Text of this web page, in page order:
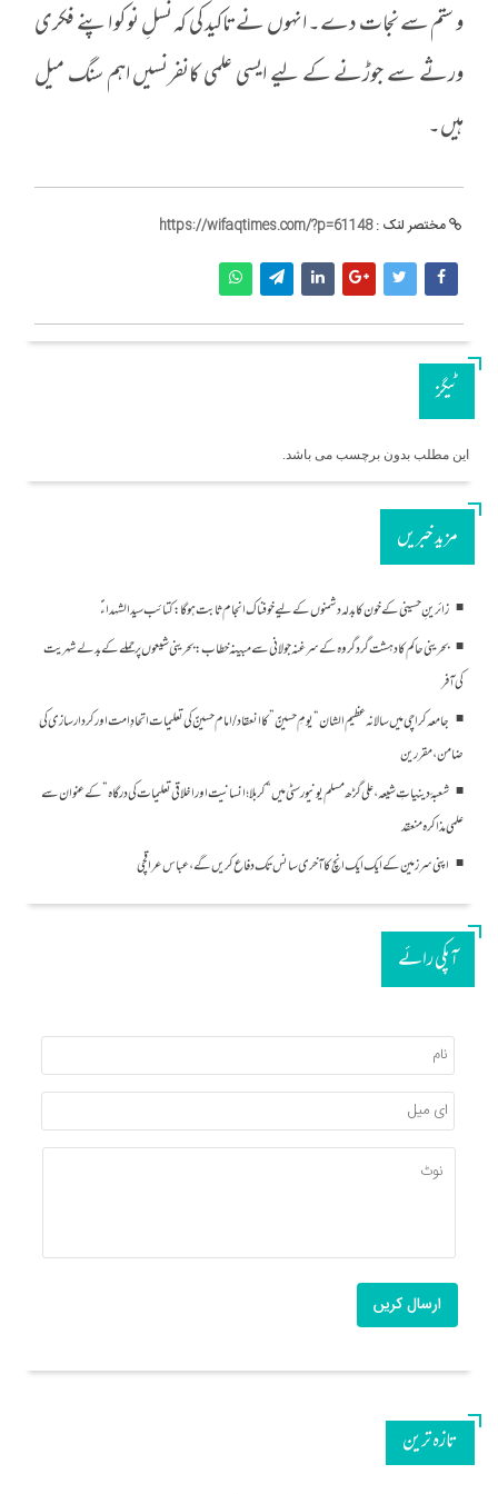
و ستم سے نجات دے۔ انہوں نے تاکید کی کہ نسلِ نو کو اپنے فکری
ورثے سے جوڑنے کے لیے ایسی علمی کانفرنسیں اہم سنگ میل
ہیں۔
مختصر لنک :https://wifaqtimes.com/?p=61148
ٹیگز
این مطلب بدون برچسب می باشد.
مزید خبریں
زائرینِ حسینی کے خون کا بدلہ دشمنوں کے لیے خوفناک انجام ثابت ہوگا: کتائب سید الشہداءؑ
بحرینی حاکم کا دہشت گرد گروہ کے سرغنہ جولانی سے مبینہ خطاب: بحرینی شیعوں پر حملے کے بدلے شہریت
کی آفر
جامعہ کراچی میں سالانہ عظیم الشان “یومِ حسینؑ” کا انعقاد/امام حسینؑ کی تعلیمات اتحادِ امت اور کردار سازی کی
ضامن، مقررین
شعبۂ دینیاتِ شیعہ، علی گڑھ مسلم یونیورسٹی میں “کربلا؛ انسانیت اور اخلاقی تعلیمات کی درگاہ” کے عنوان سے
علمی مذاکرہ منعقد
اپنی سرزمین کے ایک ایک انچ کا آخری سانس تک دفاع کریں گے، عباس عراقچی
آپکی رائے
ارسال کریں
تازه ترین